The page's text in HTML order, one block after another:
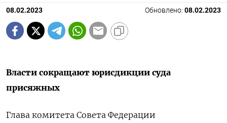
08.02.2023 Обновлено: 08.02.2023
Власти сокращают юрисдикции суда
присяжных
Глава комитета Совета Федерации